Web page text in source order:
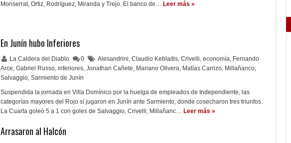
Monserrat, Ortiz, Rodríguez, Miranda y Trejo. El banco de… Leer más »
En Junín hubo Inferiores
La Caldera del Diablo 0 Alesandrini, Claudio Keblaitis, Crivelli, economía, Fernando
Arce, Gabriel Russo, inferiores, Jonathan Cañete, Mariano Olivera, Matías Carrizo, Millañanco,
Salvaggio, Sarmiento de Junín
Suspendida la jornada en Villa Domínico por la huelga de empleados de Independiente, las
categorías mayores del Rojo sí jugaron en Junín ante Sarmiento, donde cosecharon tres triunfos.
La Cuarta goleó 5 a 1 con goles de Salvaggio, Crivelli, Millañanc… Leer más »
Arrasaron al Halcón